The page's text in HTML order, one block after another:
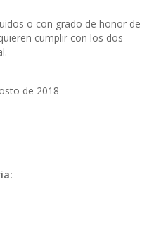
o con grado de honor de
cumplir con los dos
de 2018